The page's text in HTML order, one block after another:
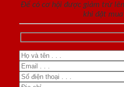
Để có cơ hội được giảm trừ
khi đặt mua